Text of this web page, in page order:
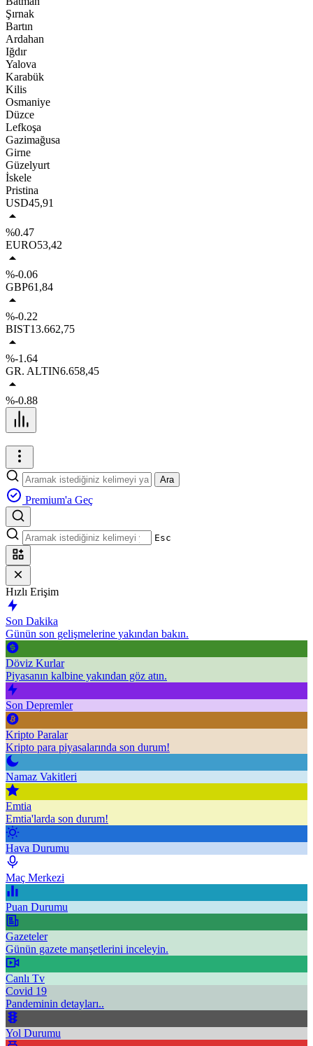
Şırnak
Bartın
Ardahan
Iğdır
Yalova
Karabük
Kilis
Osmaniye
Düzce
Lefkoşa
Gazimağusa
Girne
Güzelyurt
İskele
Pristina
USD45,91
%0.47
EURO53,42
%-0.06
GBP61,84
%-0.22
BIST13.662,75
%-1.64
GR. ALTIN6.658,45
%-0.88
Ara
Premium'a Geç
Esc
Hızlı Erişim
Son Dakika
Günün son gelişmelerine yakından bakın.
Döviz Kurlar
Piyasanın kalbine yakından göz atın.
Son Depremler
Kripto Paralar
Kripto para piyasalarında son durum!
Namaz Vakitleri
Emtia
Emtia'larda son durum!
Hava Durumu
Maç Merkezi
Puan Durumu
Gazeteler
Günün gazete manşetlerini inceleyin.
Canlı Tv
Covid 19
Pandeminin detayları..
Yol Durumu